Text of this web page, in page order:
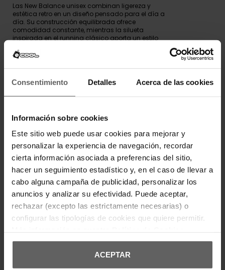
Consentimiento Detalles Acerca de las cookies
Información sobre cookies
Este sitio web puede usar cookies para mejorar y
personalizar la experiencia de navegación, recordar
cierta información asociada a preferencias del sitio,
hacer un seguimiento estadístico y, en el caso de llevar a
cabo alguna campaña de publicidad, personalizar los
anuncios y analizar su efectividad. Puede aceptar,
rechazar (excepto las estrictamente necesarias) o
configurar las tipologías de cookies que quiere permitir.
ACEPTAR
Las New Balance unisex combinan ligereza y
estética retro en un diseño pensado para el día a
día. Su construcción equilibrada ofrece
comodidad constante, mientras la silueta
inspirada en el running clásico aporta un estilo
urbanos.Confeccionadas en malla transpirable
Balance favorecen ventilación y ajuste estable. La
entresuela ligera mejora la sensación de confort en
cada paso, ideal para caminar por la ciudad,
desplazamientos diarios y rutinas activas en
acolchado proporciona sensación agradable,
sobre asfalto y superficies urbanas
habituales.Perfectas para combinar con jeans,
joggers o prendas casual, las New Balance elevan
cualquier outfit informal. Disponibles en España,
son una opción para quienes buscan equilibrio
entre diseño retro, funcionalidad diaria y
comodidad ligera.
Composición: malla, capas de ante y cuero de
vaca.
DEVOLUCIONES Y CAMBIOS